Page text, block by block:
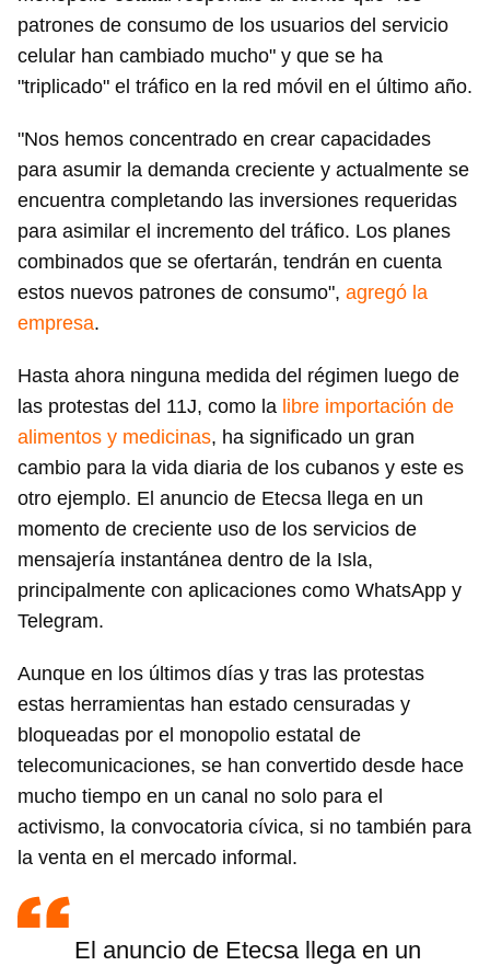
patrones de consumo de los usuarios del servicio
celular han cambiado mucho" y que se ha
"triplicado" el tráfico en la red móvil en el último año.
"Nos hemos concentrado en crear capacidades
para asumir la demanda creciente y actualmente se
encuentra completando las inversiones requeridas
para asimilar el incremento del tráfico. Los planes
combinados que se ofertarán, tendrán en cuenta
estos nuevos patrones de consumo", agregó la
empresa.
Hasta ahora ninguna medida del régimen luego de
las protestas del 11J, como la libre importación de
alimentos y medicinas, ha significado un gran
cambio para la vida diaria de los cubanos y este es
otro ejemplo. El anuncio de Etecsa llega en un
momento de creciente uso de los servicios de
mensajería instantánea dentro de la Isla,
principalmente con aplicaciones como WhatsApp y
Telegram.
Aunque en los últimos días y tras las protestas
estas herramientas han estado censuradas y
bloqueadas por el monopolio estatal de
telecomunicaciones, se han convertido desde hace
mucho tiempo en un canal no solo para el
activismo, la convocatoria cívica, si no también para
la venta en el mercado informal.
El anuncio de Etecsa llega en un